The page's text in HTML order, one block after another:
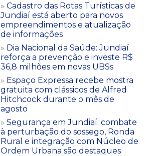
Cadastro das Rotas Turísticas de
Jundiaí está aberto para novos
empreendimentos e atualização
de informações
Dia Nacional da Saúde: Jundiaí
reforça a prevenção e investe R$
36,8 milhões em novas UBSs
Espaço Expressa recebe mostra
gratuita com clássicos de Alfred
Hitchcock durante o mês de
agosto
Segurança em Jundiaí: combate
à perturbação do sossego, Ronda
Rural e integração com Núcleo de
Ordem Urbana são destaques